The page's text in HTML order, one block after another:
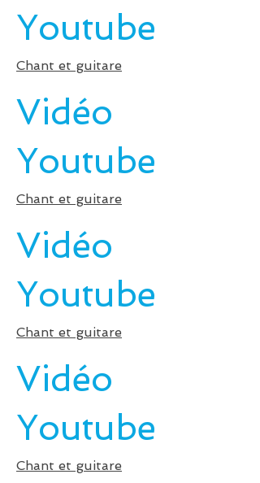
Youtube
Chant et guitare
Vidéo
Youtube
Chant et guitare
Vidéo
Youtube
Chant et guitare
Vidéo
Youtube
Chant et guitare